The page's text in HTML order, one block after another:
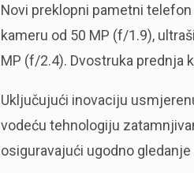
Novi preklopni pametni
kameru od 50 MP (f/1.9),
MP (f/2.4). Dvostruka prednja
Uključujući inovaciju
vodeću tehnologiju
osiguravajući ugodno